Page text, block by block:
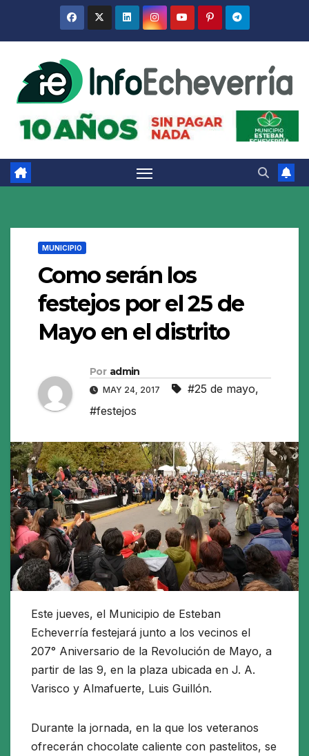
MUNICIPIO
Como serán los
festejos por el 25 de
Mayo en el distrito
Por admin
MAY 24, 2017 #25 de mayo,
#festejos
Este jueves, el Municipio de Esteban
Echeverría festejará junto a los vecinos el
207° Aniversario de la Revolución de Mayo, a
partir de las 9, en la plaza ubicada en J. A.
Varisco y Almafuerte, Luis Guillón.
Durante la jornada, en la que los veteranos
ofrecerán chocolate caliente con pastelitos, se